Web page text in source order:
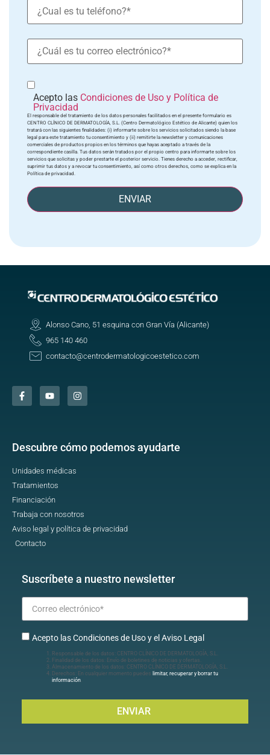
Acepto las Condiciones de Uso y Política de
Privacidad
El responsable del tratamiento de los datos personales facilitados en el presente formulario es
CENTRO CLÍNICO DE DERMATOLOGÍA, S.L. (Centro Dermatológico Estético de Alicante) quien los
tratará con las siguientes finalidades: (i) informarte sobre los servicios solicitados siendo la base
legal para este tratamiento tu consentimiento y (ii) remitirte la newsletter y comunicaciones
comerciales de productos propios en los términos que hayas aceptado a través de la
correspondiente casilla. Tus datos serán tratados por el propio centro para informarte sobre los
servicios que solicitas y poder prestarte el posterior servicio. Tienes derecho a acceder, rectificar,
suprimir tus datos y a revocar tu consentimiento, así como otros derechos, como se explica en la
Política de privacidad.
ENVIAR
Alonso Cano, 51 esquina con Gran Vía (Alicante)
965 140 460
contacto@centrodermatologicoestetico.com
Descubre cómo podemos ayudarte
Unidades médicas
Tratamientos
Financiación
Trabaja con nosotros
Aviso legal y política de privacidad
Contacto
Suscríbete a nuestro newsletter
Acepto las Condiciones de Uso y el Aviso Legal
Responsable de los datos: CENTRO CLÍNICO DE DERMATOLOGÍA, S.L.
Finalidad de los datos: Envío de boletines de noticias y ofertas.
Almacenamiento de los datos: CENTRO CLÍNICO DE DERMATOLOGÍA, S.L.
Derechos: En cualquier momento puedes limitar, recuperar y borrar tu
información
ENVIAR